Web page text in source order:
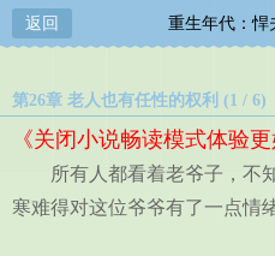
返回 重生年代：悍
第26章 老人也有任性的权利 (1 / 6)
《关闭小说畅读模式体验更
所有人都看着老爷子，不知
寒难得对这位爷爷有了一点情绪